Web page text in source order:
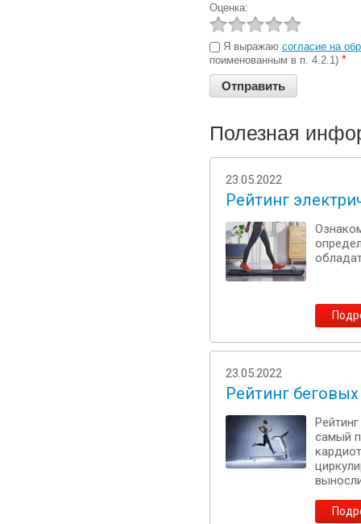
Оценка:
Я выражаю согласие на
поименованным в п. 4.2.1) *
Полезная
23.05.2022
Рейтинг
23.05.2022
Рейтинг
самый